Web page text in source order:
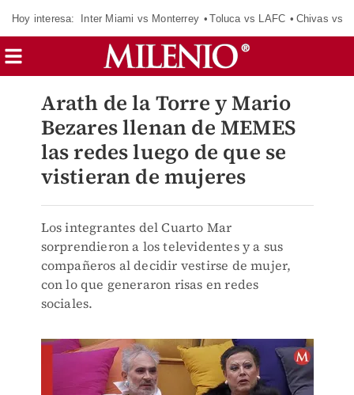
Hoy interesa: Inter Miami vs Monterrey Toluca vs LAFC Chivas vs
Arath de la Torre y Mario
Bezares llenan de MEMES
las redes luego de que se
vistieran de mujeres
Los integrantes del Cuarto Mar
sorprendieron a los televidentes y a sus
compañeros al decidir vestirse de mujer,
con lo que generaron risas en redes
sociales.